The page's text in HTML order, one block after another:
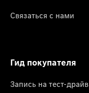
Связаться с нами
Гид покупателя
Запись на тест-драйв